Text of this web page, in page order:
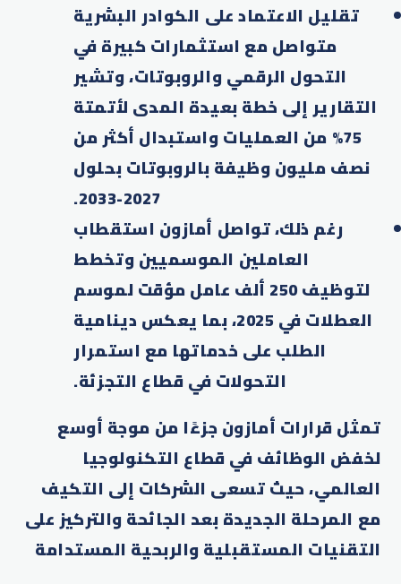
تقليل الاعتماد على الكوادر البشرية
متواصل مع استثمارات كبيرة في
التحول الرقمي والروبوتات، وتشير
التقارير إلى خطة بعيدة المدى لأتمتة
75% من العمليات واستبدال أكثر من
نصف مليون وظيفة بالروبوتات بحلول
2027-2033.​
رغم ذلك، تواصل أمازون استقطاب
العاملين الموسميين وتخطط
لتوظيف 250 ألف عامل مؤقت لموسم
العطلات في 2025، بما يعكس دينامية
الطلب على خدماتها مع استمرار
التحولات في قطاع التجزئة.​
تمثل قرارات أمازون جزءًا من موجة أوسع
لخفض الوظائف في قطاع التكنولوجيا
العالمي، حيث تسعى الشركات إلى التكيف
مع المرحلة الجديدة بعد الجائحة والتركيز على
التقنيات المستقبلية والربحية المستدامة